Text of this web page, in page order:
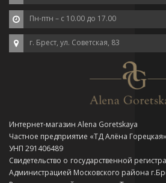
Пн-птн – с 10.00 до 17.00
г. Брест, ул. Советская, 83
Интернет-магазин Alena Goretskaya
Частное предприятие «ТД Алёна Горецкая»
УНП 291406489
Свидетельство о государственной
Администрацией Московского района